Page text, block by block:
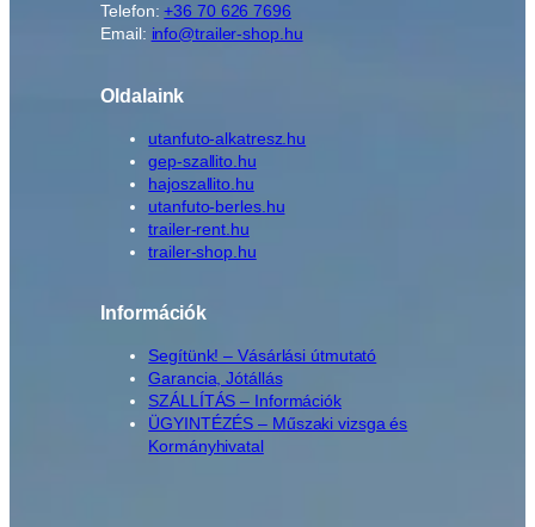
Telefon:+36 70 626 7696
Email: info@trailer-shop.hu
Oldalaink
utanfuto-alkatresz.hu
gep-szallito.hu
hajoszallito.hu
utanfuto-berles.hu
trailer-rent.hu
trailer-shop.hu
Információk
Segítünk! – Vásárlási útmutató
Garancia, Jótállás
SZÁLLÍTÁS – Információk
ÜGYINTÉZÉS – Műszaki vizsga és
Kormányhivatal